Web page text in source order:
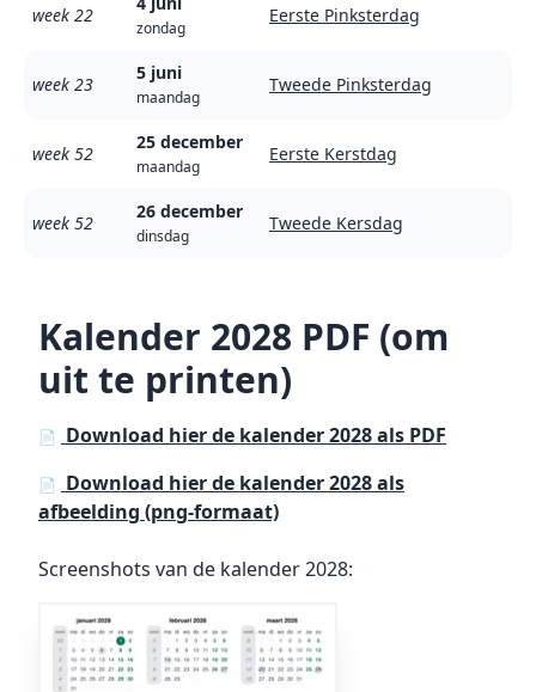
week 22
zondag
Eerste Pinksterdag
week 23
5 juni
maandag
Tweede Pinksterdag
week 52
25 december
maandag
Eerste Kerstdag
week 52
26 december
dinsdag
Tweede Kersdag
Kalender 2028 PDF (om
uit te printen)
📄 Download hier de kalender 2028 als PDF
📄
Download hier de kalender 2028 als
afbeelding (png-formaat)
Screenshots van de kalender 2028: